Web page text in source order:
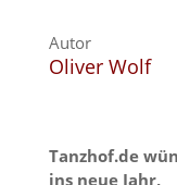
Autor
Oliver Wolf
Tanzhof.de
ins neue Jahr,